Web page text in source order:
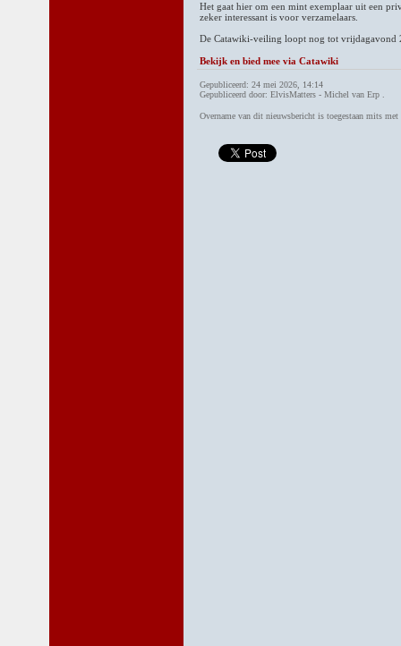
Het gaat hier om een mint exemplaar uit een
zeker interessant is voor verzamelaars.
De Catawiki-veiling loopt nog tot vrijdagavond
Bekijk en bied mee via Catawiki
Gepubliceerd: 24 mei 2026, 14:14
Gepubliceerd door: ElvisMatters - Michel van Erp .
Overname van dit nieuwsbericht is toegestaan mits